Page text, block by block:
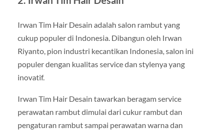
Irwan Tim Hair Desain adalah salon rambut yang
cukup populer di Indonesia. Dibangun oleh Irwan
Riyanto, pion industri kecantikan Indonesia, salon ini
populer dengan kualitas service dan stylenya yang
inovatif.
Irwan Tim Hair Desain tawarkan beragam service
perawatan rambut dimulai dari cukur rambut dan
pengaturan rambut sampai perawatan warna dan